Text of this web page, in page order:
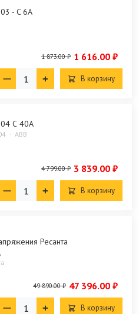
- C 6A
1 873.00 ₽ 1 616.00 ₽
В корзину
С 40А
ABB
4 799.00 ₽ 3 839.00 ₽
В корзину
Ресанта
49 890.00 ₽ 47 396.00 ₽
В корзину